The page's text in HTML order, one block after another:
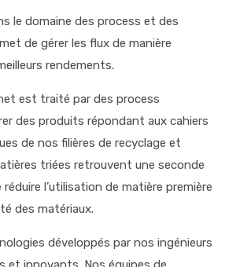
le domaine des process et des
de gérer les flux de manière
rendements.
est traité par des process
des produits répondant aux cahiers
de nos filières de recyclage et
triées retrouvent une seconde
l’utilisation de matière première
des matériaux.
développés par nos ingénieurs